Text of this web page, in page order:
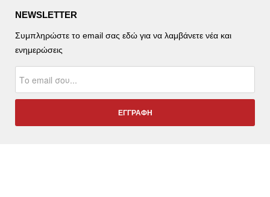
NEWSLETTER
Συμπληρώστε το email σας εδώ για να λαμβάνετε νέα και
ενημερώσεις